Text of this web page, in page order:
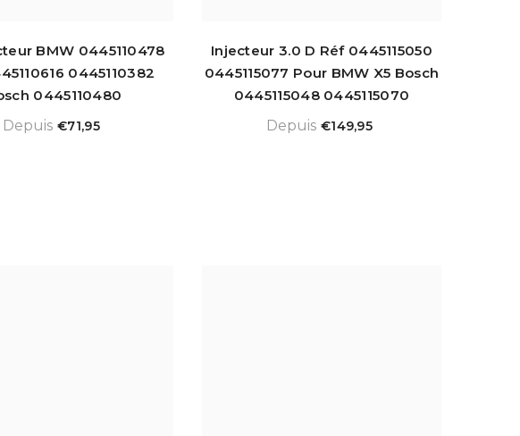
BMW 0445110478
0445110382
0445110480
Depuis €71,95
Injecteur 3.0 D Réf 0445115050
0445115077 Pour BMW X5 Bosch
0445115048 0445115070
Depuis €149,95